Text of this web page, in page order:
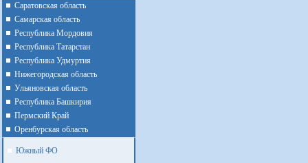
Cаратовская область
Cамарская область
Республика Мордовия
Республика Татарстан
Республика Удмуртия
Нижегородская область
Ульяновская область
Республика Башкирия
Пермский Край
Оренбурская область
Южный ФО